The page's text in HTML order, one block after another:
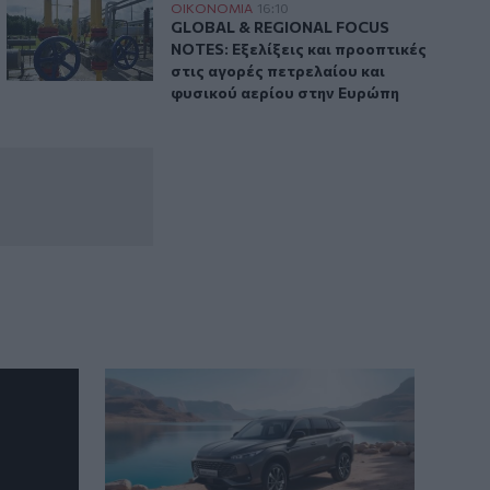
εργαζόμενους στην πρόωρη έξοδο
οδηγεί χιλιάδες εργαζόμενους στην πρόωρη έξοδο
GLOBAL & REGIONAL FOCUS NOTES: Εξελίξεις και
ΟΙΚΟΝΟΜΙΑ 16:10
GLOBAL & REGIONAL FOCUS NOTES:
GLOBAL & REGIONAL FOCUS
NOTES: Εξελίξεις και προοπτικές
στις αγορές πετρελαίου και
φυσικού αερίου στην Ευρώπη